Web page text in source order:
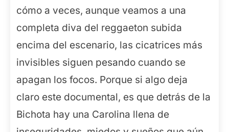
cómo a veces, aunque veamos a una
completa diva del reggaeton subida
encima del escenario, las cicatrices más
invisibles siguen pesando cuando se
apagan los focos. Porque si algo deja
claro este documental, es que detrás de la
Bichota hay una Carolina llena de